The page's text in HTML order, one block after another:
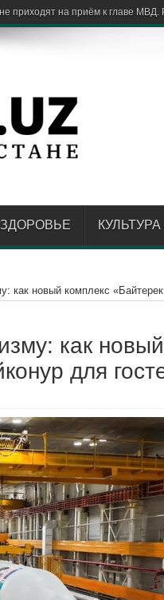
ЗДОРОВЬЕ КУЛЬТУРА
как новый комплекс
как
для